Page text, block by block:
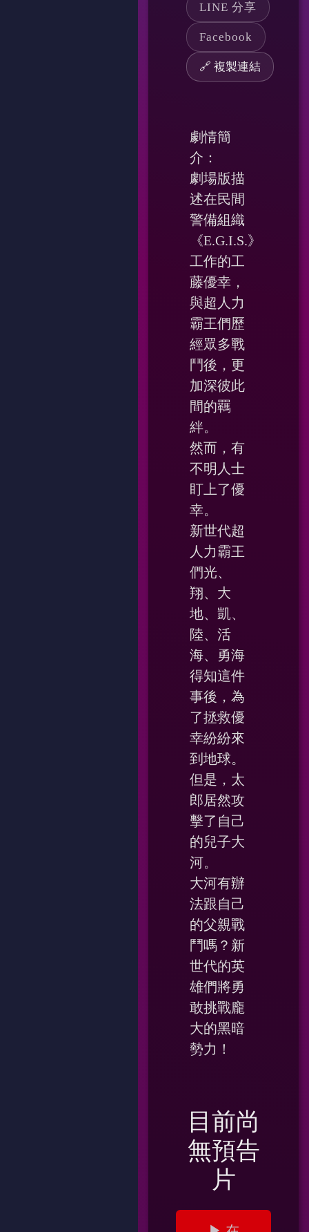
LINE 分享
Facebook
🔗 複製連結
劇情簡
介：
劇場版描
述在民間
警備組織
《E.G.I.S.》
工作的工
藤優幸，
與超人力
霸王們歷
經眾多戰
鬥後，更
加深彼此
間的羈
絆。
然而，有
不明人士
盯上了優
幸。
新世代超
人力霸王
們光、
翔、大
地、凱、
陸、活
海、勇海
得知這件
事後，為
了拯救優
幸紛紛來
到地球。
但是，太
郎居然攻
擊了自己
的兒子大
河。
大河有辦
法跟自己
的父親戰
鬥嗎？新
世代的英
雄們將勇
敢挑戰龐
大的黑暗
勢力！
目前尚
無預告
片